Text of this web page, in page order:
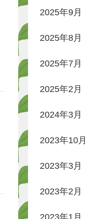
2025年9月
2025年8月
2025年7月
2025年2月
2024年3月
2023年10月
2023年3月
2023年2月